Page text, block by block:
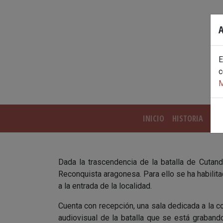
INICIO HISTORIA
Dada la trascendencia de la batalla de
Reconquista aragonesa. Para ello se ha
a la entrada de la localidad.
Cuenta con recepción, una sala dedicada a la
audiovisual de la batalla que se está